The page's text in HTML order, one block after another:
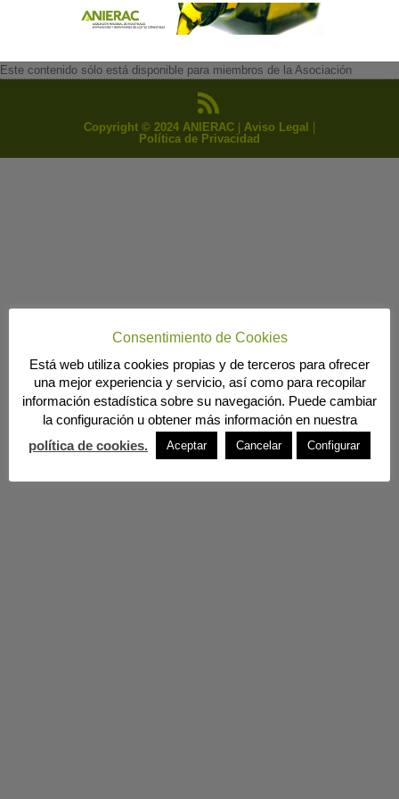
Este contenido sólo está disponible para miembros de la Asociación
Copyright © 2024 ANIERAC Aviso Legal
Política de Privacidad
Consentimiento de Cookies
Está web utiliza cookies propias y de terceros para ofrecer
una mejor experiencia y servicio, así como para recopilar
información estadística sobre su navegación. Puede cambiar
la configuración u obtener más información en nuestra
política de cookies.
Aceptar Cancelar Configurar